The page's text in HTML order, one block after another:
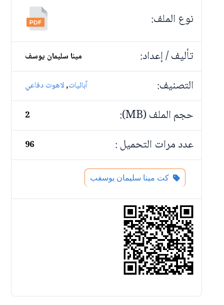
نوع الملف:
تأليف / إعداد:
مينا سليمان يوسف
التصنيف: آبائيات,لاهوت دفاعي
حجم الملف (MB): 2
عدد مرات التحميل : 96
كت مينا سليمان يوسفب